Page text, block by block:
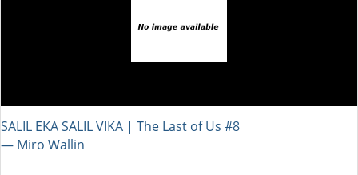
SALIL EKA SALIL VIKA | The Last of Us #8
― Miro Wallin